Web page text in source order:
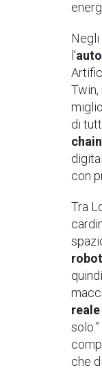
Negli
l’
Twin,
di
con
Tra
reale
che